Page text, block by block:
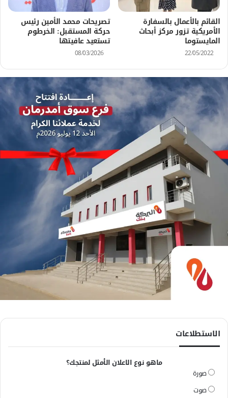
القائم بالأعمال بالسفارة
الأمريكية تزور مركز أبحاث
المايستوما
22/05/2022
تصريحات محمد الأمين رئيس
حركة المستقبل: الخرطوم
تستعيد عافيتها
08/03/2026
الاستطلاعات
ماهو نوع الاعلان الأمثل لمنتجك؟
صورة
صوت